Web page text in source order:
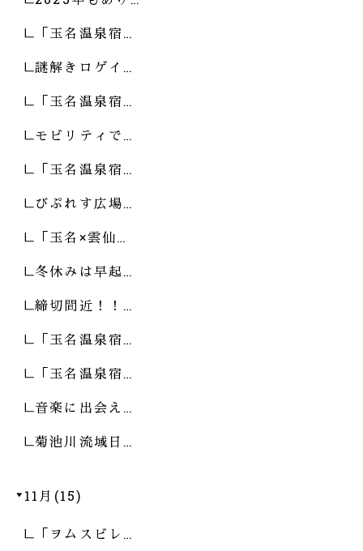
「玉名温泉宿…
謎解きロゲイ…
「玉名温泉宿…
モビリティで…
「玉名温泉宿…
びぷれす広場…
「玉名×雲仙…
冬休みは早起…
締切間近！！…
「玉名温泉宿…
「玉名温泉宿…
音楽に出会え…
菊池川流域日…
11月(15)
「ヲムスビレ…